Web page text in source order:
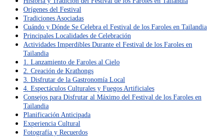
Orígenes del Festival
Tradiciones Asociadas
Cuándo y Dónde Se Celebra el Festival de los Faroles en Tailandia
Principales Localidades de Celebración
Actividades Imperdibles Durante el Festival de los Faroles en
Tailandia
1. Lanzamiento de Faroles al Cielo
2. Creación de Krathongs
3. Disfrutar de la Gastronomía Local
4. Espectáculos Culturales y Fuegos Artificiales
Consejos para Disfrutar al Máximo del Festival de los Faroles en
Tailandia
Planificación Anticipada
Experiencia Cultural
Fotografía y Recuerdos